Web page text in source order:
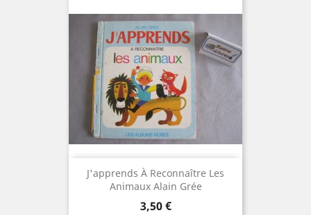
J'apprends À Reconnaître Les
Animaux Alain Grée
Prix
3,50 €